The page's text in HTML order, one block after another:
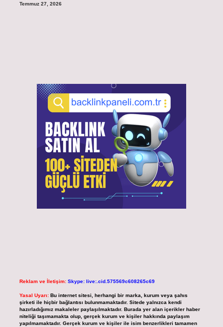
Temmuz 27, 2026
Reklam ve İletişim: Skype: live:.cid.575569c608265c69
Yasal Uyarı: Bu internet sitesi, herhangi bir marka, kurum veya şahıs
şirketi ile hiçbir bağlantısı bulunmamaktadır. Sitede yalnızca kendi
hazırladığımız makaleler paylaşılmaktadır. Burada yer alan içerikler haber
niteliği taşımamakta olup, gerçek kurum ve kişiler hakkında paylaşım
yapılmamaktadır. Gerçek kurum ve kişiler ile isim benzerlikleri tamamen